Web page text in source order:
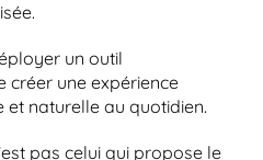
un outil
créer une expérience
et naturelle au quotidien.
pas celui qui propose le